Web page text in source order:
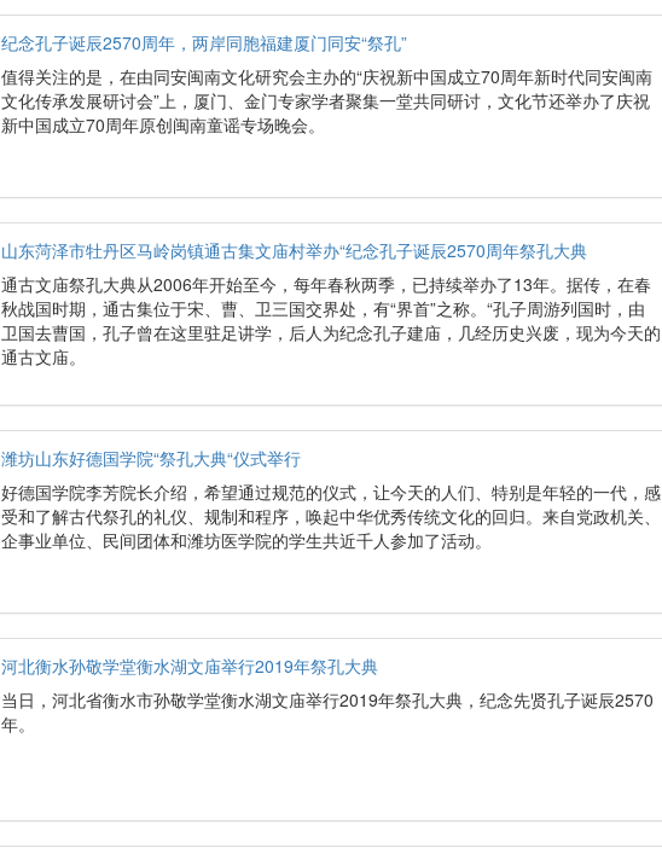
纪念孔子诞辰2570周年，两岸同胞福建厦门同安“祭孔”
值得关注的是，在由同安闽南文化研究会主办的“庆祝新中国成立70周年新时代同安闽南
文化传承发展研讨会”上，厦门、金门专家学者聚集一堂共同研讨，文化节还举办了庆祝
新中国成立70周年原创闽南童谣专场晚会。
山东菏泽市牡丹区马岭岗镇通古集文庙村举办“纪念孔子诞辰2570周年祭孔大典
通古文庙祭孔大典从2006年开始至今，每年春秋两季，已持续举办了13年。据传，在春
秋战国时期，通古集位于宋、曹、卫三国交界处，有“界首”之称。“孔子周游列国时，由
卫国去曹国，孔子曾在这里驻足讲学，后人为纪念孔子建庙，几经历史兴废，现为今天的
通古文庙。
潍坊山东好德国学院“祭孔大典“仪式举行
好德国学院李芳院长介绍，希望通过规范的仪式，让今天的人们、特别是年轻的一代，感
受和了解古代祭孔的礼仪、规制和程序，唤起中华优秀传统文化的回归。来自党政机关、
企事业单位、民间团体和潍坊医学院的学生共近千人参加了活动。
河北衡水孙敬学堂衡水湖文庙举行2019年祭孔大典
当日，河北省衡水市孙敬学堂衡水湖文庙举行2019年祭孔大典，纪念先贤孔子诞辰2570
年。